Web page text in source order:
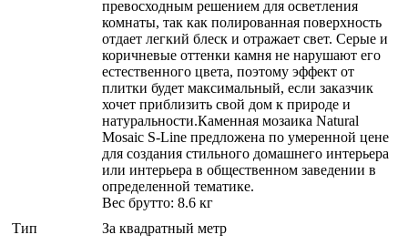
превосходным решением для осветления
комнаты, так как полированная поверхность
отдает легкий блеск и отражает свет. Серые и
коричневые оттенки камня не нарушают его
естественного цвета, поэтому эффект от
плитки будет максимальный, если заказчик
хочет приблизить свой дом к природе и
натуральности.Каменная мозаика Natural
Mosaic S-Line предложена по умеренной цене
для создания стильного домашнего интерьера
или интерьера в общественном заведении в
определенной тематике.
Вес брутто: 8.6 кг
Тип
За квадратный метр